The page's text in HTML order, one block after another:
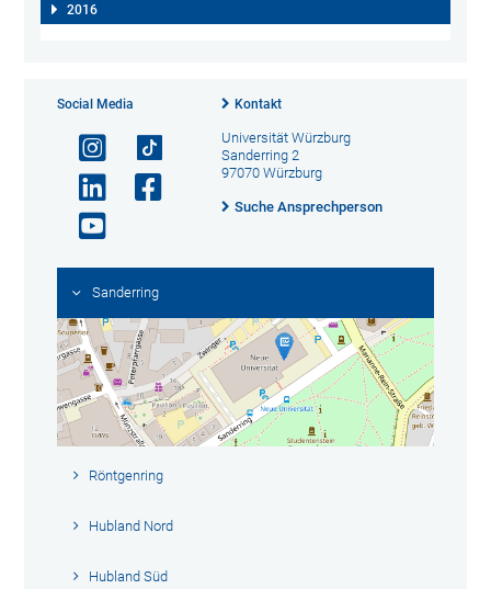
2016
Social Media Kontakt
Universität Würzburg
Sanderring 2
97070 Würzburg
Suche Ansprechperson
Sanderring
Röntgenring
Hubland Nord
Hubland Süd